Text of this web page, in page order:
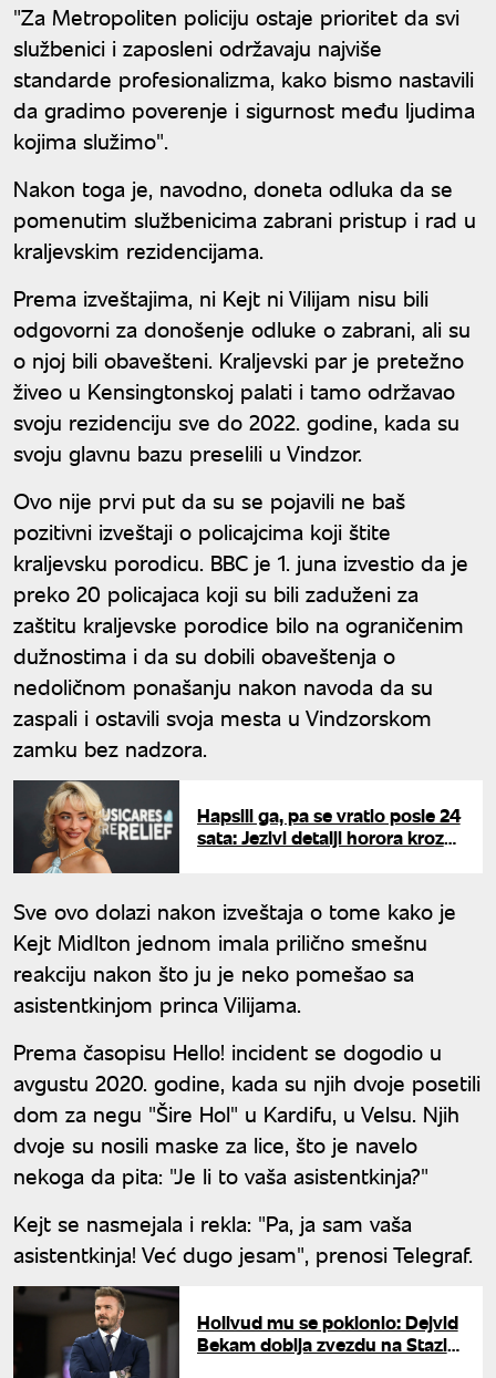
"Za Metropoliten policiju ostaje prioritet da svi
službenici i zaposleni održavaju najviše
standarde profesionalizma, kako bismo nastavili
da gradimo poverenje i sigurnost među ljudima
kojima služimo".
Nakon toga je, navodno, doneta odluka da se
pomenutim službenicima zabrani pristup i rad u
kraljevskim rezidencijama.
Prema izveštajima, ni Kejt ni Vilijam nisu bili
odgovorni za donošenje odluke o zabrani, ali su
o njoj bili obavešteni. Kraljevski par je pretežno
živeo u Kensingtonskoj palati i tamo održavao
svoju rezidenciju sve do 2022. godine, kada su
svoju glavnu bazu preselili u Vindzor.
Ovo nije prvi put da su se pojavili ne baš
pozitivni izveštaji o policajcima koji štite
kraljevsku porodicu. BBC je 1. juna izvestio da je
preko 20 policajaca koji su bili zaduženi za
zaštitu kraljevske porodice bilo na ograničenim
dužnostima i da su dobili obaveštenja o
nedoličnom ponašanju nakon navoda da su
zaspali i ostavili svoja mesta u Vindzorskom
zamku bez nadzora.
Hapsili ga, pa se vratio posle 24
sata: Jezivi detalji horora kroz
Sve ovo dolazi nakon izveštaja o tome kako je
Kejt Midlton jednom imala prilično smešnu
reakciju nakon što ju je neko pomešao sa
asistentkinjom princa Vilijama.
Prema časopisu Hello! incident se dogodio u
avgustu 2020. godine, kada su njih dvoje posetili
dom za negu "Šire Hol" u Kardifu, u Velsu. Njih
dvoje su nosili maske za lice, što je navelo
nekoga da pita: "Je li to vaša asistentkinja?"
Kejt se nasmejala i rekla: "Pa, ja sam vaša
asistentkinja! Već dugo jesam", prenosi Telegraf.
Holivud mu se poklonio: Dejvid
Bekam dobija zvezdu na Stazi